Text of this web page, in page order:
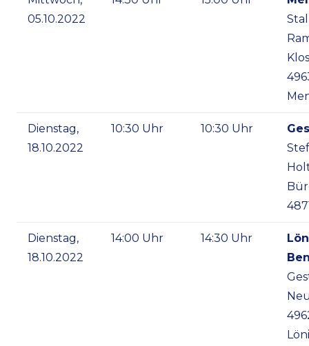
05.10.2022
Dienstag,
18.10.2022
10:30 Uhr 10:30 Uhr
Dienstag,
18.10.2022
14:00 Uhr 14:30 Uhr